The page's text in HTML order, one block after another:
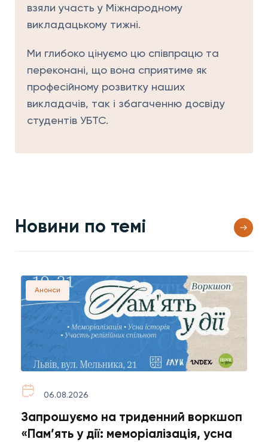
взяли участь у Міжнародному
викладацькому тижні.
Ми глибоко цінуємо цю співпрацю та
переконані, що вона сприятиме як
професійному розвитку наших
викладачів, так і збагаченню досвіду
студентів УБТС.
Новини по темі
Анонси
06.08.2026
Запрошуємо на триденний воркшоп
«Пам’ять у дії: меморіалізація, усна